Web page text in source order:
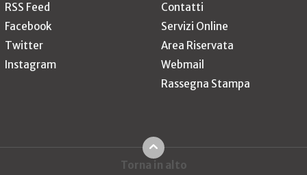
RSS Feed
Facebook
Twitter
Instagram
Contatti
Servizi Online
Area Riservata
Webmail
Rassegna Stampa
Torna in alto